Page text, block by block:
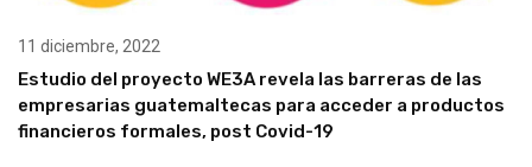
11 diciembre, 2022
Estudio del proyecto WE3A revela las barreras de las
empresarias guatemaltecas para acceder a productos
financieros formales, post Covid-19